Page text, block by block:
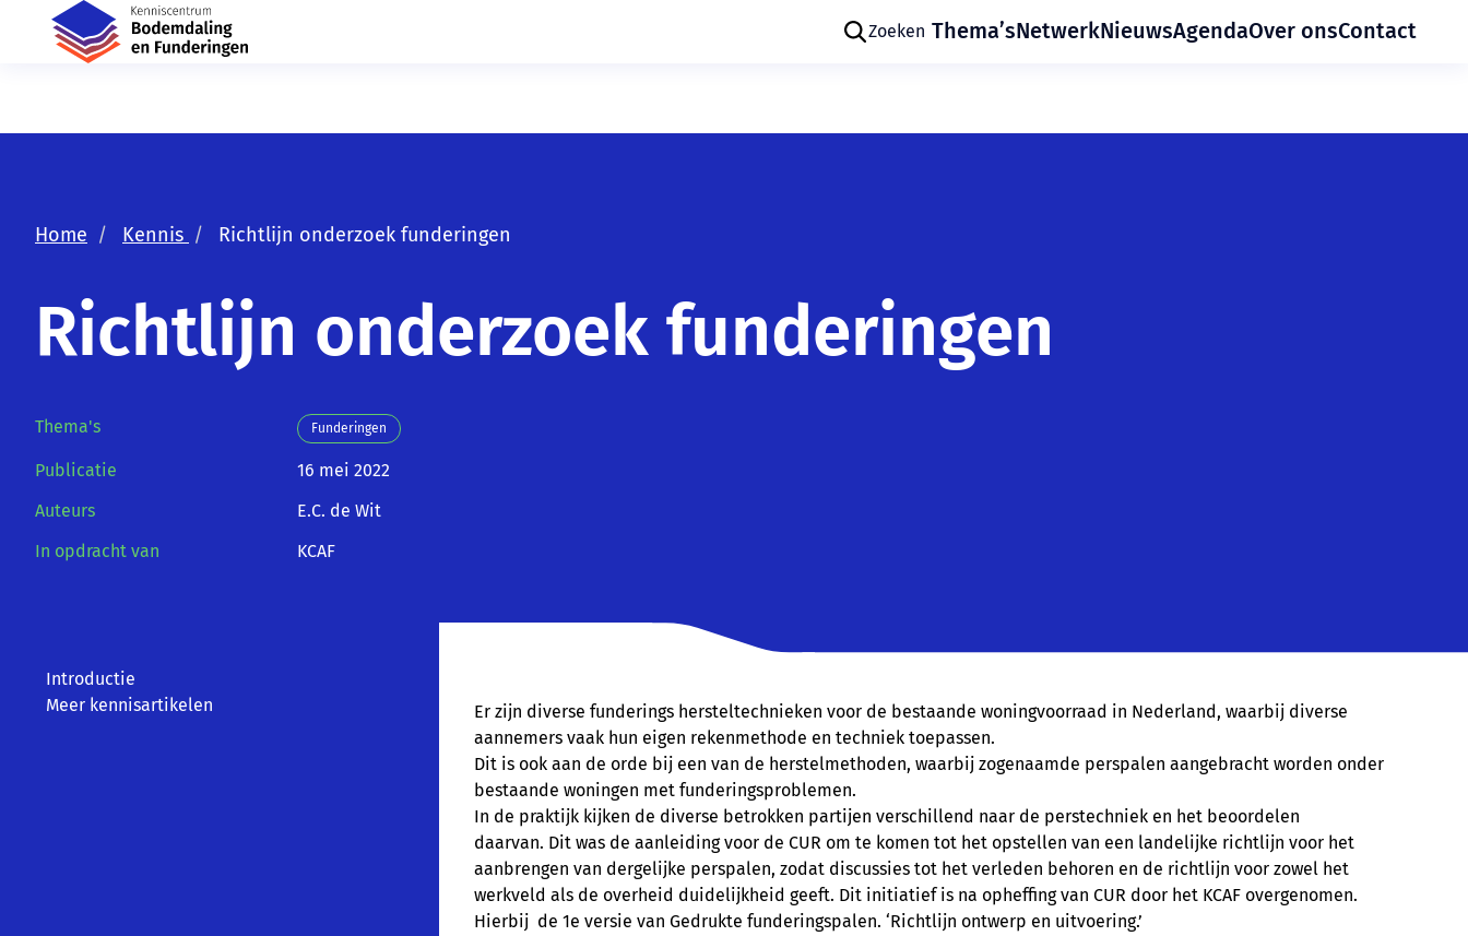
Zoeken Thema’sNetwerkNieuwsAgendaOver onsContact
Home Kennis Richtlijn onderzoek funderingen
Richtlijn onderzoek funderingen
Thema's Funderingen
Publicatie
16 mei 2022
Auteurs
E.C. de Wit
In opdracht van
KCAF
Introductie
Meer kennisartikelen
Er zijn diverse funderings hersteltechnieken voor de bestaande woningvoorraad in Nederland, waarbij diverse
aannemers vaak hun eigen rekenmethode en techniek toepassen.
Dit is ook aan de orde bij een van de herstelmethoden, waarbij zogenaamde perspalen aangebracht worden onder
bestaande woningen met funderingsproblemen.
In de praktijk kijken de diverse betrokken partijen verschillend naar de perstechniek en het beoordelen
daarvan. Dit was de aanleiding voor de CUR om te komen tot het opstellen van een landelijke richtlijn voor het
aanbrengen van dergelijke perspalen, zodat discussies tot het verleden behoren en de richtlijn voor zowel het
werkveld als de overheid duidelijkheid geeft. Dit initiatief is na opheffing van CUR door het KCAF overgenomen.
Hierbij de 1e versie van Gedrukte funderingspalen. ‘Richtlijn ontwerp en uitvoering.’